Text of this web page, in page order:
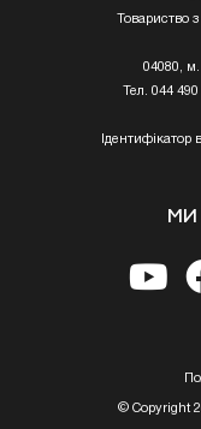
Товариство
04080, м.
Тел. 044
Ідентифікатор
МИ
© Copyright